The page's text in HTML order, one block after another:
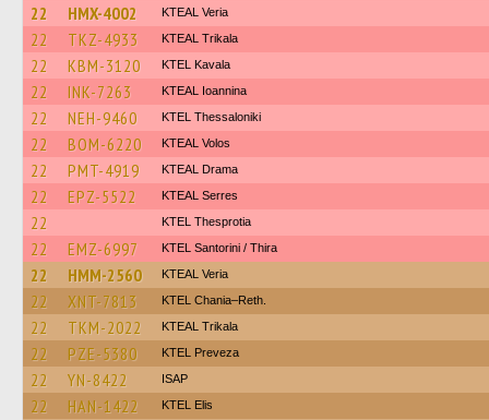
22 HMX-4002 KTEAL Veria
22 TKZ-4933 KTEAL Trikala
22 KBM-3120 KTEL Kavala
22 INK-7263 KTEAL Ioannina
22 NEH-9460 KTEL Thessaloniki
22 BOM-6220 KTEAL Volos
22 PMT-4919 KTEAL Drama
22 EPZ-5522 KTEAL Serres
22 KTEL Thesprotia
22 EMZ-6997 KTEL Santorini / Thira
22 HMM-2560 KTEAL Veria
22 XNT-7813 KTEL Chania–Reth.
22 TKM-2022 KTEAL Trikala
22 PZE-5380 KTEL Preveza
22 YN-8422 ISAP
22 HAN-1422 KTEL Elis